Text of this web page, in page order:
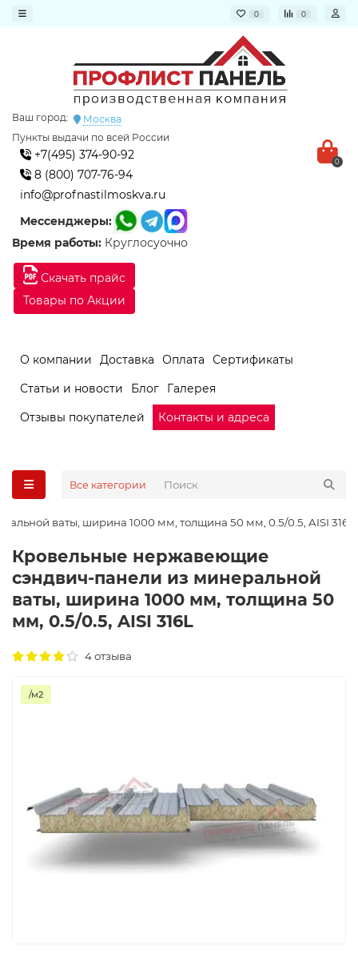
0 0
Скачать прайс
Товары по Акции
Ваш город:
Москва
Пункты выдачи по всей России
+7(495) 374-90-92
8 (800) 707-76-94
info@profnastilmoskva.ru
Мессенджеры:
Время работы: Круглосуочно
0
О компании Доставка Оплата
Сертификаты
Статьи и новости
Блог
Галерея
Отзывы покупателей
Контакты и адреса
Все категории
ваты, ширина 1000 мм, толщина 50 мм, 0.5/0.5, AISI 316L
Кровельные нержавеющие
сэндвич-панели из минеральной
ваты, ширина 1000 мм, толщина 50
мм, 0.5/0.5, AISI 316L
4 отзыва
/м2